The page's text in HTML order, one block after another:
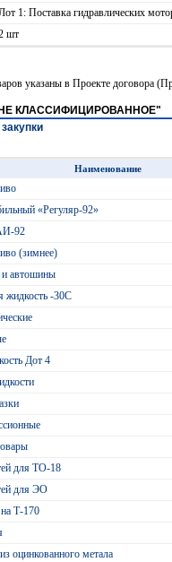
1: Поставка гидравлических
шт
указаны в Проекте договора
"НЕ КЛАССИФИЦИРОВАННОЕ"
Наименование
«Регуляр-92»
92
(зимнее)
автошины
жидкость -30С
Дот 4
для ТО-18
для ЭО
на Т-170
оцинкованного метала